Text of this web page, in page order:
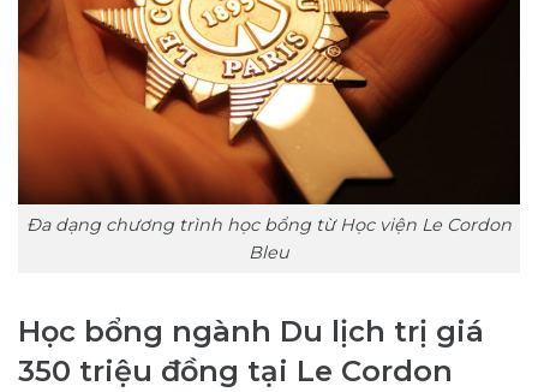
Đa dạng chương trình học bổng từ Học viện Le Cordon
Bleu
Học bổng ngành Du lịch trị giá
350 triệu đồng tại Le Cordon